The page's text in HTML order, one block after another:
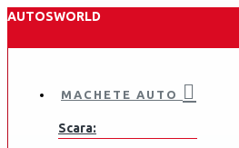
AUTOSWORLD
MACHETE AUTO
Scara: